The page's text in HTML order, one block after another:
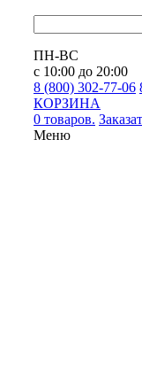
ПН-ВС
с 10:00 до 20:00
8 (800) 302-77-06
КОРЗИНА
0 товаров.
Меню